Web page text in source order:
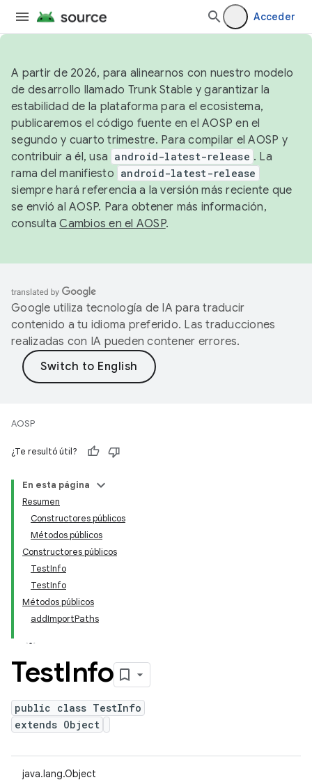
Acceder
A partir de 2026, para alinearnos con nuestro modelo
de desarrollo llamado Trunk Stable y garantizar la
estabilidad de la plataforma para el ecosistema,
publicaremos el código fuente en el AOSP en el
segundo y cuarto trimestre. Para compilar el AOSP y
contribuir a él, usa android-latest-release . La
rama del manifiesto android-latest-release
siempre hará referencia a la versión más reciente que
se envió al AOSP. Para obtener más información,
consultaCambios en el AOSP.
Google utiliza tecnología de IA para traducir
contenido a tu idioma preferido. Las traducciones
realizadas con IA pueden contener errores.
AOSP
¿Te resultó útil?
En esta página
Resumen
Constructores públicos
Métodos públicos
Constructores públicos
TestInfo
TestInfo
Métodos públicos
addImportPaths
TestInfo
public class TestInfo
extends Object
java.lang.Object